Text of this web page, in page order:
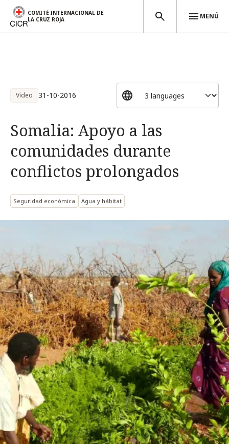
COMITÉ INTERNACIONAL DE
LA CRUZ ROJA
MENÚ
Video 31-10-2016
Somalia: Apoyo a las
comunidades durante
conflictos prolongados
Seguridad económica Agua y hábitat